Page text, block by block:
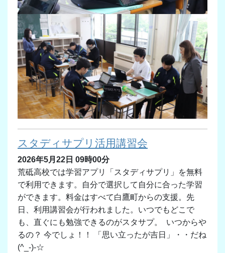
スタディサプリ活用講習会
2026年5月22日 09時00分
荒砥高校では学習アプリ「スタディサプリ」を無料
で利用できます。自分で選択して自分に合った学習
ができます。料金はすべて白鷹町からの支援。先
日、利用講習会が行われました。いつでもどこで
も、直ぐにも勉強できるのがスタサプ。 いつからや
るの？ 今でしょ！！ 「思い立ったが吉日」・・だね
(^_-)-☆